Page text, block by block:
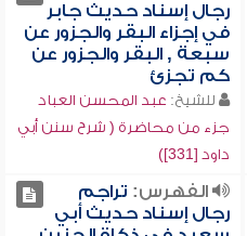
رجال إسناد حديث جابر
في إجزاء البقر والجزور عن
سبعة , البقر والجزور عن
كم تجزئ
للشيخ: عبد المحسن العباد
جزء من محاضرة ( شرح سنن أبي
داود [331])
الفهرس: تراجم
رجال إسناد حديث أبي